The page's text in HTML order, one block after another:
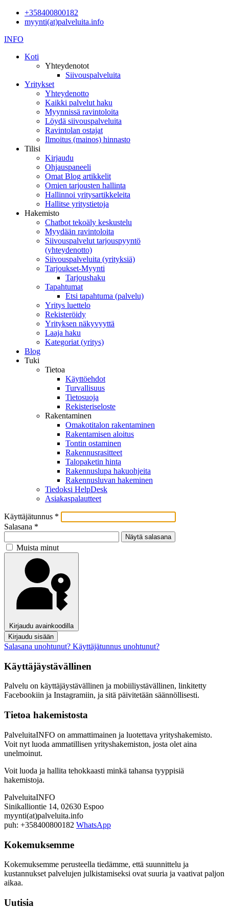
+358400800182
myynti(at)palveluita.info
INFO
Koti
Yhteydenotot
Siivouspalveluita
Yritykset
Yhteydenotto
Kaikki palvelut haku
Myynnissä ravintoloita
Löydä siivouspalveluita
Ravintolan ostajat
Ilmoitus (mainos) hinnasto
Tilisi
Kirjaudu
Ohjauspaneeli
Omat Blog artikkelit
Omien tarjousten hallinta
Hallinnoi yritysartikkeleita
Hallitse yritystietoja
Hakemisto
Chatbot tekoäly keskustelu
Myydään ravintoloita
Siivouspalvelut tarjouspyyntö
(yhteydenotto)
Siivouspalveluita (yrityksiä)
Tarjoukset-Myynti
Tarjoushaku
Tapahtumat
Etsi tapahtuma (palvelu)
Yritys luettelo
Rekisteröidy
Yrityksen näkyvyyttä
Laaja haku
Kategoriat (yritys)
Blog
Tuki
Tietoa
Käyttöehdot
Turvallisuus
Tietosuoja
Rekisteriseloste
Rakentaminen
Omakotitalon rakentaminen
Rakentamisen aloitus
Tontin ostaminen
Rakennusrasitteet
Talopaketin hinta
Rakennuslupa hakuohjeita
Rakennusluvan hakeminen
Tiedoksi HelpDesk
Asiakaspalautteet
Käyttäjätunnus *
Salasana *
Näytä salasana
Muista minut
Kirjaudu avainkoodilla
Kirjaudu sisään
Salasana unohtunut? Käyttäjätunnus unohtunut?
Käyttäjäystävällinen
Palvelu on käyttäjäystävällinen ja mobiiliystävällinen, linkitetty
Facebookiin ja Instagramiin, ja sitä päivitetään säännöllisesti.
Tietoa hakemistosta
PalveluitaINFO on ammattimainen ja luotettava yrityshakemisto.
Voit nyt luoda ammatillisen yrityshakemiston, josta olet aina
unelmoinut.
Voit luoda ja hallita tehokkaasti minkä tahansa tyyppisiä
hakemistoja.
PalveluitaINFO
Sinikalliontie 14, 02630 Espoo
myynti(at)palveluita.info
puh: +358400800182 WhatsApp
Kokemuksemme
Kokemuksemme perusteella tiedämme, että suunnittelu ja
kustannukset palvelujen julkistamiseksi ovat suuria ja vaativat paljon
aikaa.
Uutisia